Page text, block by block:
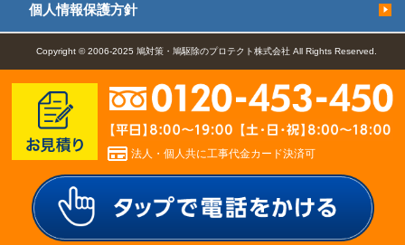
個人情報保護方針
Copyright © 2006-2025 鳩対策・鳩駆除のプロテクト株式会社 All Rights Reserved.
法人・個人共に工事代金カード決済可